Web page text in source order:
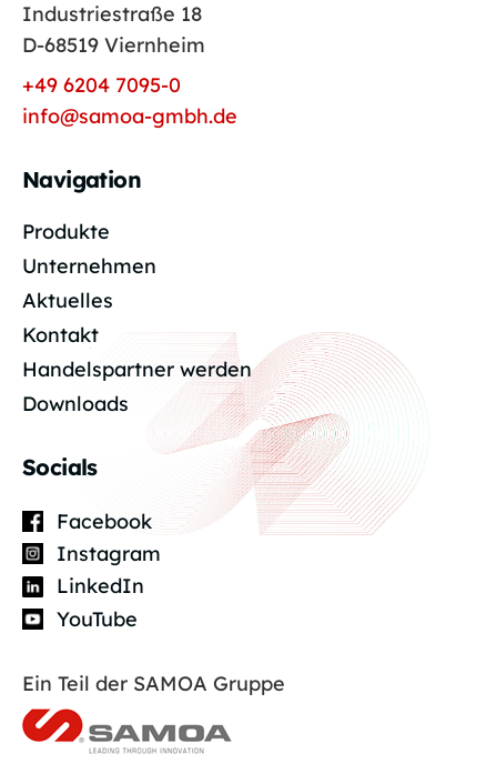
Industriestraße 18
D-68519 Viernheim
+49 6204 7095-0
info@samoa-gmbh.de
Navigation
Produkte
Unternehmen
Aktuelles
Kontakt
Handelspartner werden
Downloads
Socials
Facebook
Instagram
LinkedIn
YouTube
Ein Teil der SAMOA Gruppe